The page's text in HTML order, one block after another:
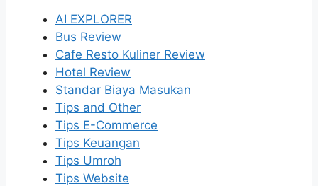
AI EXPLORER
Bus Review
Cafe Resto Kuliner Review
Hotel Review
Standar Biaya Masukan
Tips and Other
Tips E-Commerce
Tips Keuangan
Tips Umroh
Tips Website